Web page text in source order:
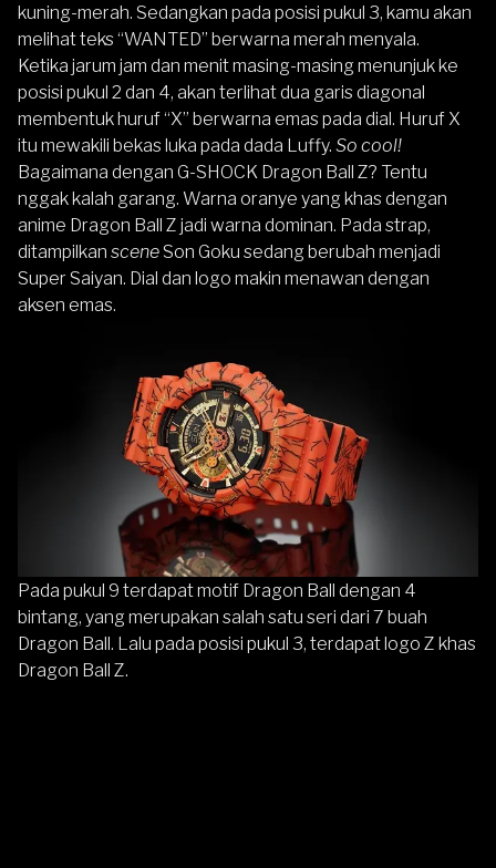
kuning-merah. Sedangkan pada posisi pukul 3, kamu akan
melihat teks “WANTED” berwarna merah menyala.
Ketika jarum jam dan menit masing-masing menunjuk ke
posisi pukul 2 dan 4, akan terlihat dua garis diagonal
membentuk huruf “X” berwarna emas pada dial. Huruf X
itu mewakili bekas luka pada dada Luffy. So cool!
Bagaimana dengan G-SHOCK Dragon Ball Z? Tentu
nggak kalah garang. Warna oranye yang khas dengan
anime Dragon Ball Z jadi warna dominan. Pada strap,
ditampilkan scene Son Goku sedang berubah menjadi
Super Saiyan. Dial dan logo makin menawan dengan
aksen emas.
Pada pukul 9 terdapat motif Dragon Ball dengan 4
bintang, yang merupakan salah satu seri dari 7 buah
Dragon Ball. Lalu pada posisi pukul 3, terdapat logo Z khas
Dragon Ball Z.